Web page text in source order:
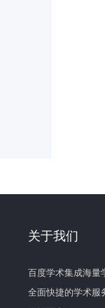
关于我们
百度学术集成海量
全面快捷的学术服